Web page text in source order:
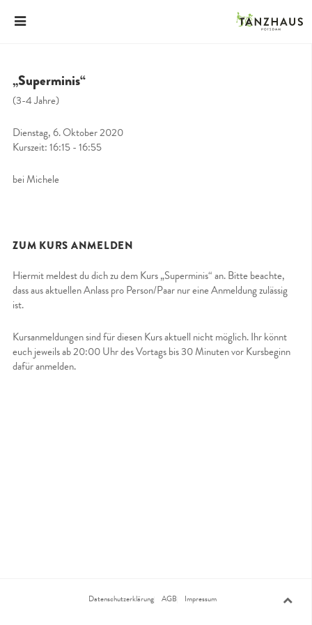
„Superminis“
(3-4 Jahre)
Dienstag, 6. Oktober 2020
Kurszeit: 16:15 - 16:55
bei Michele
ZUM KURS ANMELDEN
Hiermit meldest du dich zu dem Kurs „Superminis“ an. Bitte beachte,
dass aus aktuellen Anlass pro Person/Paar nur eine Anmeldung zulässig
ist.
Kursanmeldungen sind für diesen Kurs aktuell nicht möglich. Ihr könnt
euch jeweils ab 20:00 Uhr des Vortags bis 30 Minuten vor Kursbeginn
dafür anmelden.
Datenschutzerklärung AGB Impressum